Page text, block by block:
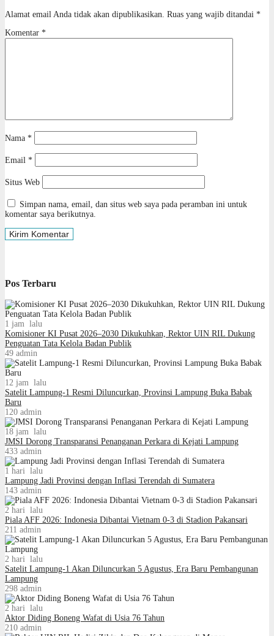
Alamat email Anda tidak akan dipublikasikan. Ruas yang wajib ditandai *
Komentar *
Nama *
Email *
Situs Web
Simpan nama, email, dan situs web saya pada peramban ini untuk
komentar saya berikutnya.
Pos Terbaru
1 jam lalu
Komisioner KI Pusat 2026–2030 Dikukuhkan, Rektor UIN RIL Dukung
Penguatan Tata Kelola Badan Publik
49 admin
12 jam lalu
Satelit Lampung-1 Resmi Diluncurkan, Provinsi Lampung Buka Babak
Baru
120 admin
18 jam lalu
JMSI Dorong Transparansi Penanganan Perkara di Kejati Lampung
433 admin
1 hari lalu
Lampung Jadi Provinsi dengan Inflasi Terendah di Sumatera
143 admin
2 hari lalu
Piala AFF 2026: Indonesia Dibantai Vietnam 0-3 di Stadion Pakansari
211 admin
2 hari lalu
Satelit Lampung-1 Akan Diluncurkan 5 Agustus, Era Baru Pembangunan
Lampung
298 admin
2 hari lalu
Aktor Diding Boneng Wafat di Usia 76 Tahun
210 admin